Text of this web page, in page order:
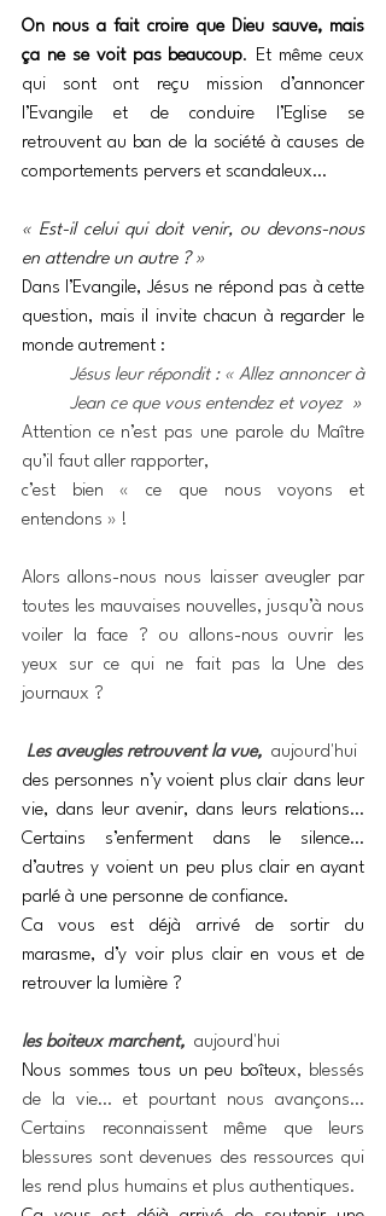
On nous a fait croire que Dieu sauve, mais
ça ne se voit pas beaucoup. Et même ceux
qui sont ont reçu mission d’annoncer
l’Evangile et de conduire l’Eglise se
retrouvent au ban de la société à causes de
comportements pervers et scandaleux…
« Est-il celui qui doit venir, ou devons-nous
en attendre un autre ? »
Dans l’Evangile, Jésus ne répond pas à cette
question, mais il invite chacun à regarder le
monde autrement :
Jésus leur répondit : « Allez annoncer à
Jean ce que vous entendez et voyez »
Attention ce n’est pas une parole du Maître
qu’il faut aller rapporter,
c’est bien « ce que nous voyons et
entendons » !
Alors allons-nous nous laisser aveugler par
toutes les mauvaises nouvelles, jusqu’à nous
voiler la face ? ou allons-nous ouvrir les
yeux sur ce qui ne fait pas la Une des
journaux ?
Les aveugles retrouvent la vue, aujourd'hui
des personnes n’y voient plus clair dans leur
vie, dans leur avenir, dans leurs relations…
Certains s’enferment dans le silence…
d’autres y voient un peu plus clair en ayant
parlé à une personne de confiance.
Ca vous est déjà arrivé de sortir du
marasme, d’y voir plus clair en vous et de
retrouver la lumière ?
les boiteux marchent, aujourd'hui
Nous sommes tous un peu boîteux, blessés
de la vie… et pourtant nous avançons…
Certains reconnaissent même que leurs
blessures sont devenues des ressources qui
les rend plus humains et plus authentiques.